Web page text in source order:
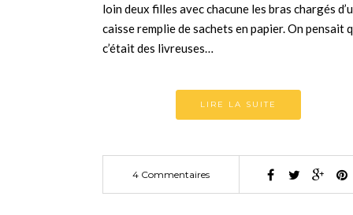
loin deux filles avec chacune les bras chargés
caisse remplie de sachets en papier. On pensait
c’était des livreuses…
LIRE LA SUITE
4 Commentaires